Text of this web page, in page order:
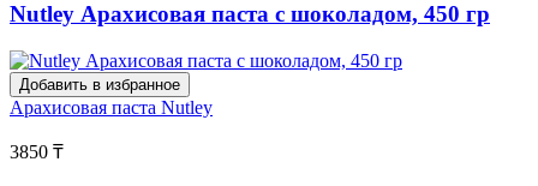
Nutley Арахисовая паста с шоколадом, 450 гр
Добавить в избранное
Арахисовая паста Nutley
3850 ₸